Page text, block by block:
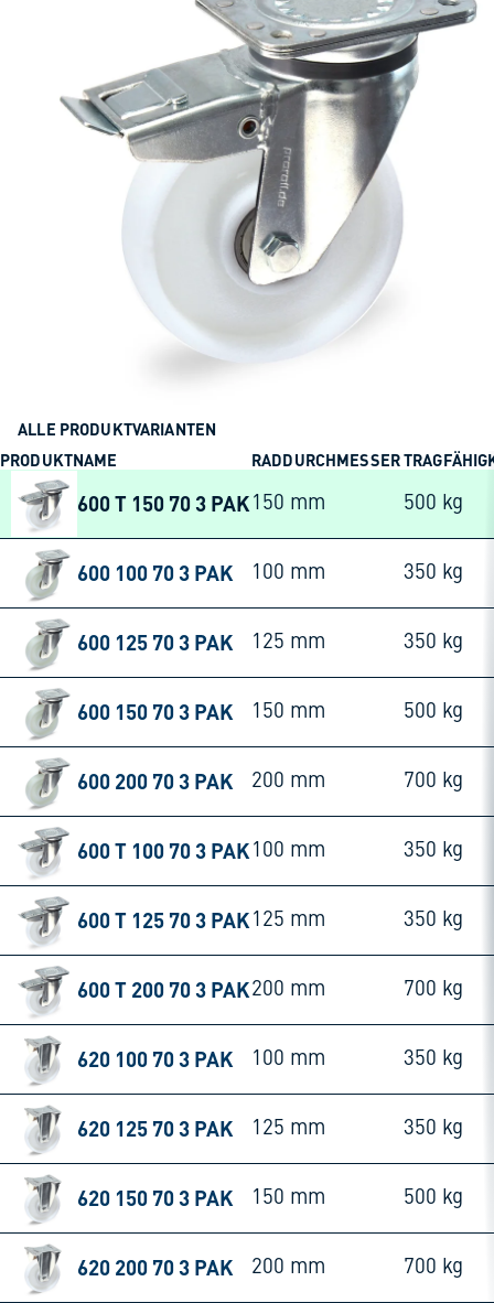
ALLE PRODUKTVARIANTEN
PRODUKTNAME
RADDURCHMESSER
600 T 150 70 3 PAK 150 mm 500 kg
600 100 70 3 PAK 100 mm 350 kg
600 125 70 3 PAK 125 mm 350 kg
600 150 70 3 PAK 150 mm 500 kg
600 200 70 3 PAK 200 mm 700 kg
600 T 100 70 3 PAK 100 mm 350 kg
600 T 125 70 3 PAK 125 mm 350 kg
600 T 200 70 3 PAK200 mm 700 kg
620 100 70 3 PAK 100 mm 350 kg
620 125 70 3 PAK 125 mm 350 kg
620 150 70 3 PAK 150 mm 500 kg
620 200 70 3 PAK 200 mm 700 kg